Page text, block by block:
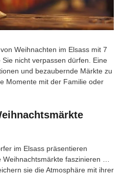
Weihnachten im Elsass mit 7
nicht verpassen dürfen. Eine
und bezaubernde Märkte zu
Momente mit der Familie oder
im Elsass präsentieren
Weihnachtsmärkte faszinieren …
sie die Atmosphäre mit ihrer